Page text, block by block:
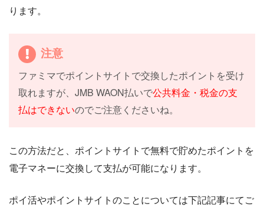
ります。
注意
ファミマでポイントサイトで交換したポイントを受け
取れますが、JMB WAON払いで公共料金・税金の支
払はできないのでご注意くださいね。
この方法だと、ポイントサイトで無料で貯めたポイントを
電子マネーに交換して支払が可能になります。
ポイ活やポイントサイトのことについては下記記事にてご